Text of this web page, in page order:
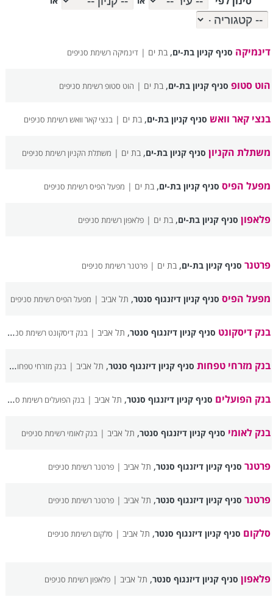
דינמיקה סניף קניון בת-ים,בת ים | דינמיקה רשימת סניפים
הוט סטופ סניף קניון בת-ים,בת ים | הוט סטופ רשימת סניפים
בנצי קאר וואש סניף קניון בת-ים,בת ים |בנצי קאר וואש רשימת סניפים
משתלת הקניון סניף קניון בת-ים,בת ים | משתלת הקניון רשימת סניפים
מפעל הפיס סניף קניון בת-ים,בת ים | מפעל הפיס רשימת סניפים
פלאפון סניף קניון בת-ים,בת ים |פלאפון רשימת סניפים
פרטנר סניף קניון בת-ים,בת ים |פרטנר רשימת סניפים
מפעל הפיס סניף קניון דיזנגוף סנטר, תל אביב | מפעל הפיס רשימת סניפים
בנק דיסקונט סניף קניון דיזנגוף סנטר, תל אביב |בנק דיסקונט רשימת סניפים
בנק מזרחי טפחות סניף קניון דיזנגוף סנטר, תל אביב |בנק מזרחי טפחות רשימת סניפים
בנק הפועלים סניף קניון דיזנגוף סנטר, תל אביב |בנק הפועלים רשימת סניפים
בנק לאומי סניף קניון דיזנגוף סנטר, תל אביב |בנק לאומי רשימת סניפים
פרטנר סניף קניון דיזנגוף סנטר, תל אביב |פרטנר רשימת סניפים
פרטנר סניף קניון דיזנגוף סנטר, תל אביב |פרטנר רשימת סניפים
סלקום סניף קניון דיזנגוף סנטר, תל אביב | סלקום רשימת סניפים
פלאפון סניף קניון דיזנגוף סנטר, תל אביב |פלאפון רשימת סניפים